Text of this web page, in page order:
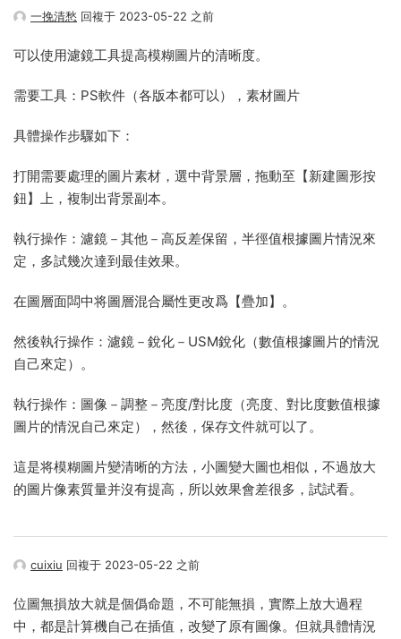
一挽清愁 回複于 2023-05-22 之前
可以使用濾鏡工具提高模糊圖片的清晰度。
需要工具：PS軟件（各版本都可以），素材圖片
具體操作步驟如下：
打開需要處理的圖片素材，選中背景層，拖動至【新建圖形按
鈕】上，複制出背景副本。
執行操作：濾鏡－其他－高反差保留，半徑值根據圖片情況來
定，多試幾次達到最佳效果。
在圖層面闆中将圖層混合屬性更改爲【疊加】。
然後執行操作：濾鏡－銳化－USM銳化（數值根據圖片的情況
自己來定）。
執行操作：圖像－調整－亮度/對比度（亮度、對比度數值根據
圖片的情況自己來定），然後，保存文件就可以了。
這是将模糊圖片變清晰的方法，小圖變大圖也相似，不過放大
的圖片像素質量并沒有提高，所以效果會差很多，試試看。
cuixiu 回複于 2023-05-22 之前
位圖無損放大就是個僞命題，不可能無損，實際上放大過程
中，都是計算機自己在插值，改變了原有圖像。但就具體情況